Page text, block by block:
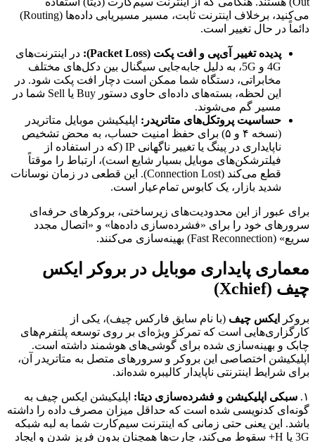
می‌کنید، برخلاف اینترنت ثابت، مسیر مسیریابی داده‌ها (Routing)
دائماً در حال تغییر است.
پدیده تغییر آی‌پی و افت پکت (Packet Loss):
در اینترنت‌های
4G و 5G، به دلیل جابه‌جایی سیگنال بین دکل‌های مختلف
مخابراتی، دستگاه شما ممکن است دچار افت پکت شود. در
این لحظه، بسته‌های داده‌ای حاوی دستور Buy یا Sell شما در
مسیر گم می‌شوند.
حساسیت پروتکل‌های متاتریدر: اپلیکیشن موبایل متاتریدر
(نسخه ۴ و ۵) برای حفظ امنیت حساب، به محض تشخیص
ناپایداری در پینگ یا تغییر ناگهانی IP (که در استفاده از
فیلترشکن‌های موبایل بسیار شایع است)، ارتباط را موقتاً
قطع می‌کند (Connection Lost). این قطعی در زمان نوسانات
شدید بازار، یک کابوس تمام‌عیار است.
برای عبور از این محدودیت‌های زیرساختی، بروکرهای حرفه‌ای
سرورهای خود را برای «فشرده‌سازی داده‌ها» و «اتصال مجدد
سریع» (Fast Reconnection) بهینه‌سازی می‌کنند.
معماری پایداری موبایل در بروکر ایکس
چیف (Xchief)
بروکر ایکس چیف (با نام سابق فارکس چیف)، یکی از
کارگزاری‌هایی است که تمرکز ویژه‌ای بر روی توسعه پلتفرم‌های
چابک و بهینه‌سازی شده برای گوشی‌های هوشمند داشته است.
اپلیکیشن اختصاصی این بروکر و سرورهای متصل به متاتریدر آن،
برای شرایط اینترنتی ناپایدار کالیبره شده‌اند.
۱. سبکی اپلیکیشن و فشرده‌سازی دیتا: اپلیکیشن ایکس چیف به
گونه‌ای کدنویسی شده است که حداقل میزان مصرف داده را داشته
باشد. این یعنی حتی زمانی که اینترنت سیم‌کارت شما به لبه شبکه
3G یا H+ سقوط می‌کند، چارت‌ها همچنان بدون فریز شدن و ایجاد